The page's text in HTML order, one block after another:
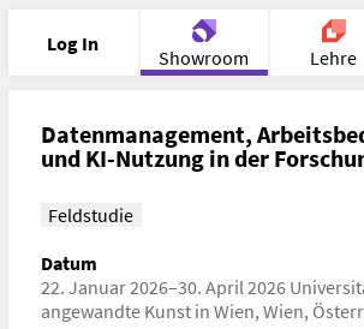
Log In
Showroom Lehre
Portfolio Cloud
Datenmanagement,
und KI-Nutzung in der
Feldstudie
Datum
22. Januar 2026–30. April 2026
angewandte Kunst in Wien, Wien,